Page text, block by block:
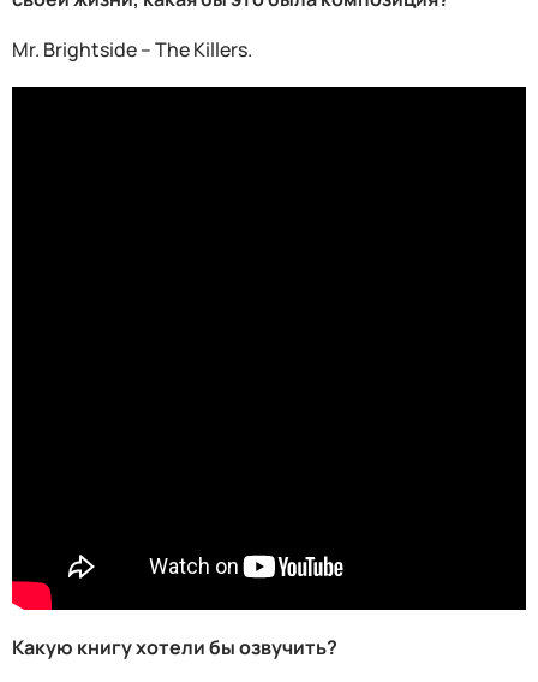
Mr. Brightside – The Killers.
Какую книгу хотели бы озвучить?